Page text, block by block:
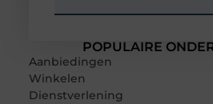
POPULAIRE
Aanbiedingen
Winkelen
Dienstverlening